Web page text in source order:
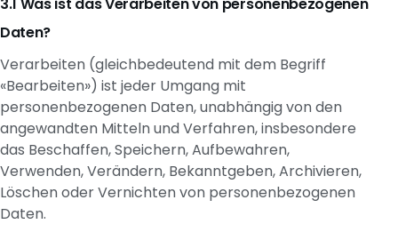
Daten?
Verarbeiten (gleichbedeutend mit dem Begriff
«Bearbeiten») ist jeder Umgang mit
personenbezogenen Daten, unabhängig von den
angewandten Mitteln und Verfahren, insbesondere
das Beschaffen, Speichern, Aufbewahren,
Verwenden, Verändern, Bekanntgeben, Archivieren,
Löschen oder Vernichten von personenbezogenen
Daten.